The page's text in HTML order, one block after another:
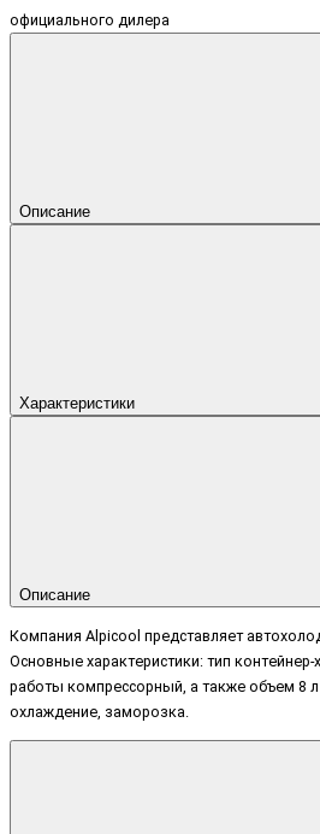
официального дилера
Описание
Характеристики
Описание
Компания Alpicool представляет
Основные характеристики: тип
работы компрессорный, а также объем 8
охлаждение, заморозка.